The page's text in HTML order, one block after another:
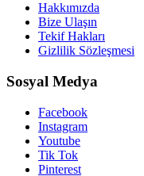
Hakkımızda
Bize Ulaşın
Tekif Hakları
Gizlilik Sözleşmesi
Sosyal Medya
Facebook
Instagram
Youtube
Tik Tok
Pinterest